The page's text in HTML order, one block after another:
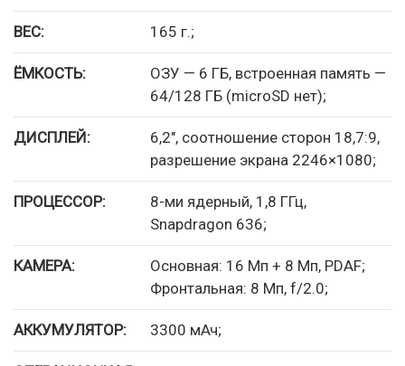
ВЕС: 165 г.;
ЁМКОСТЬ:
ОЗУ — 6 ГБ, встроенная память —
64/128 ГБ (microSD нет);
ДИСПЛЕЙ:
6,2″, соотношение сторон 18,7:9,
разрешение экрана 2246×1080;
ПРОЦЕССОР:
8-ми ядерный, 1,8 ГГц,
Snapdragon 636;
КАМЕРА:
Основная: 16 Мп + 8 Мп, PDAF;
Фронтальная: 8 Мп, f/2.0;
АККУМУЛЯТОР: 3300 мАч;